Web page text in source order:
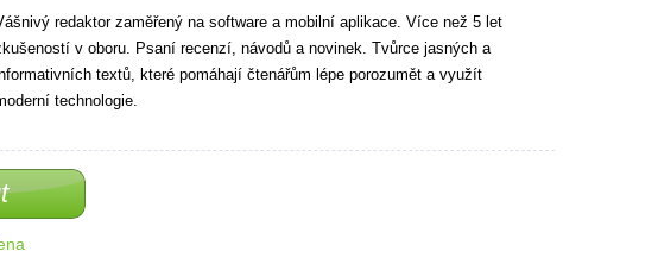
redaktor zaměřený na software a mobilní aplikace. Více než 5 let
v oboru. Psaní recenzí, návodů a novinek. Tvůrce jasných a
textů, které pomáhají čtenářům lépe porozumět a využít
technologie.